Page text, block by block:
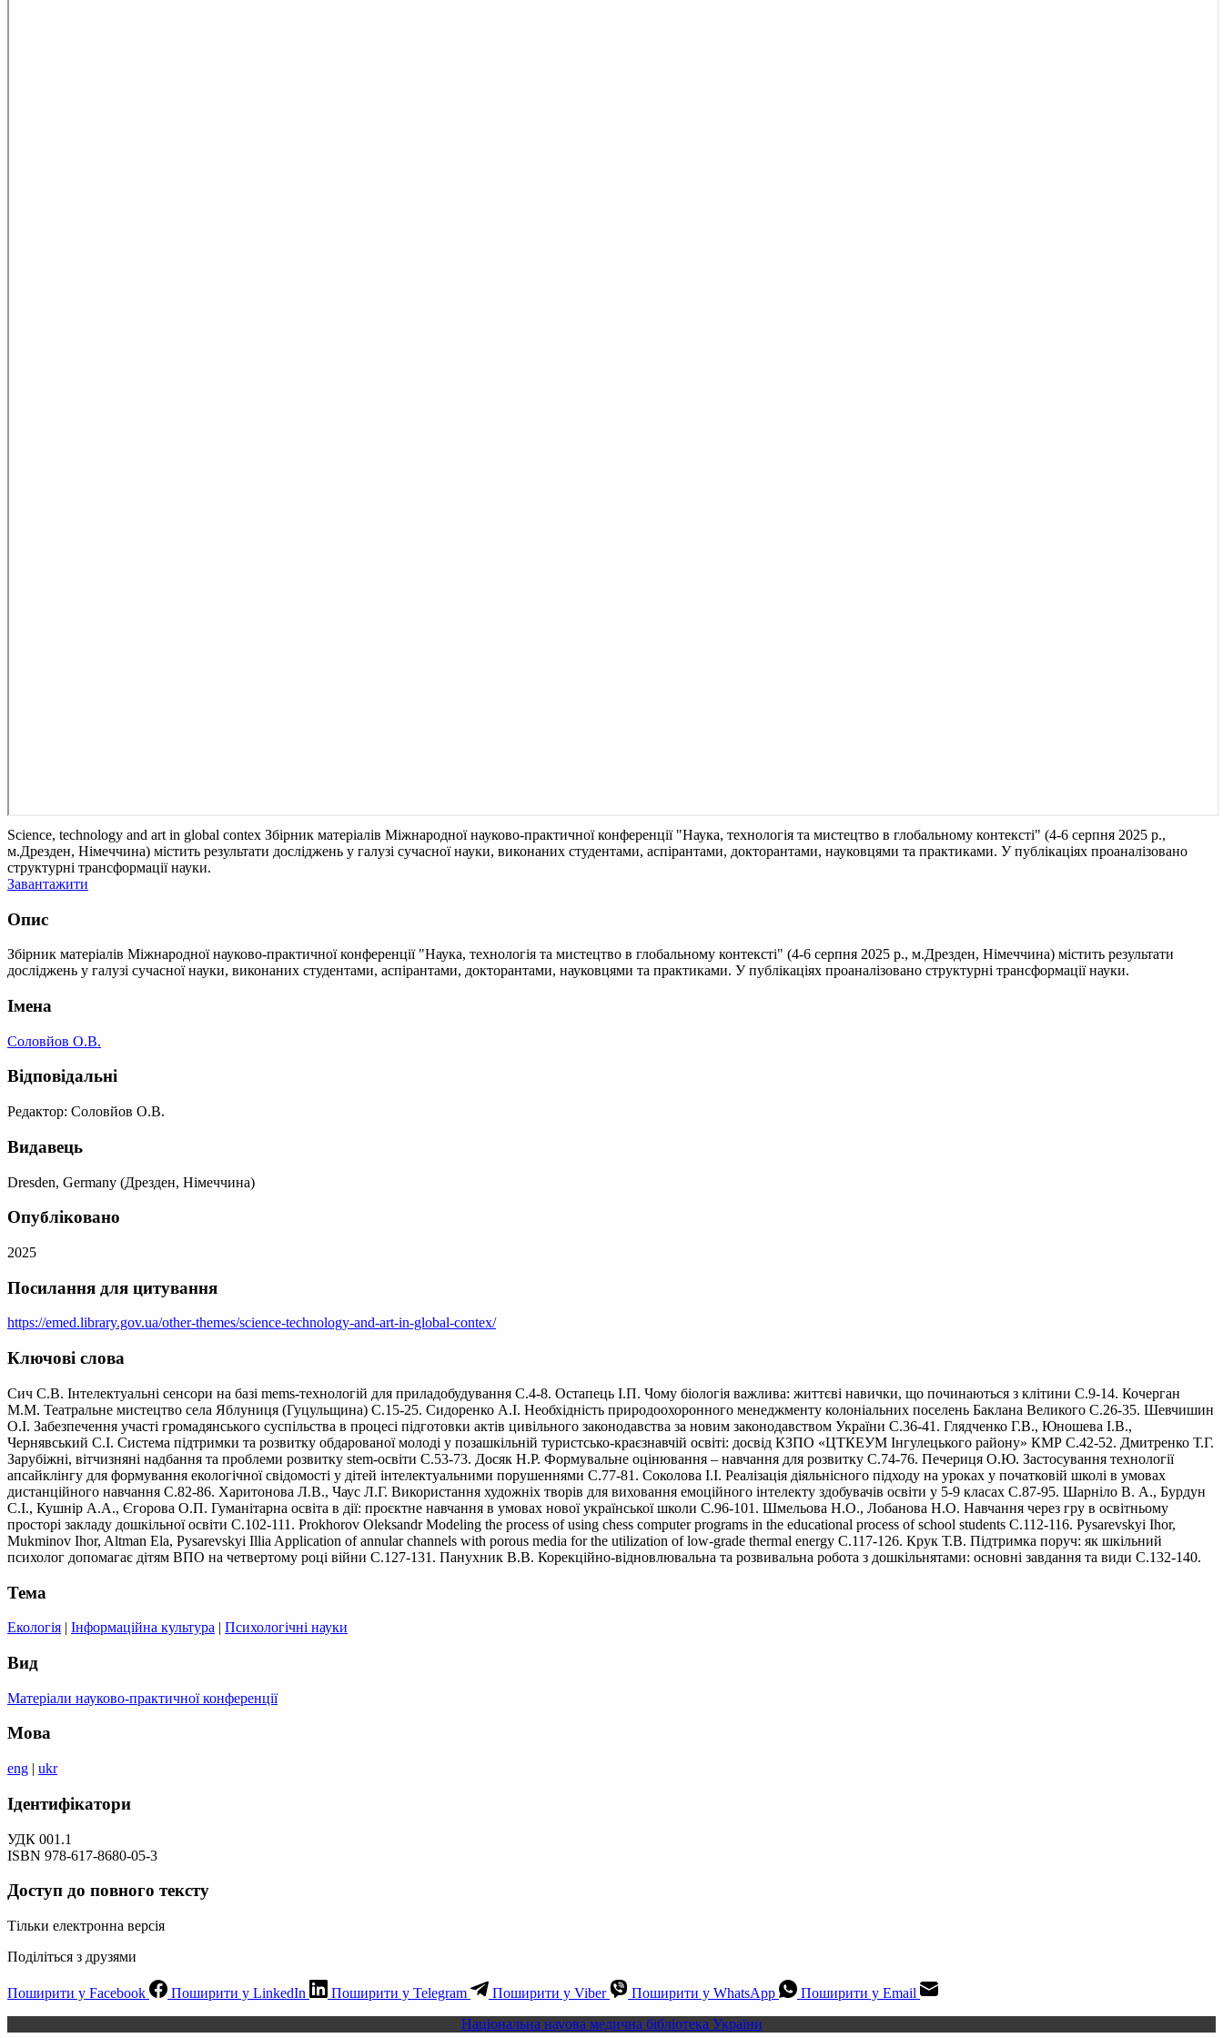
Science, technology and art in global contex Збірник матеріалів Міжнародної науково-практичної конференції "Наука, технологія та мистецтво в глобальному контексті" (4-6 серпня 2025 р.,
м.Дрезден, Німеччина) містить результати досліджень у галузі сучасної науки, виконаних студентами, аспірантами, докторантами, науковцями та практиками. У публікаціях проаналізовано
структурні трансформації науки.
Завантажити
Опис
Збірник матеріалів Міжнародної науково-практичної конференції "Наука, технологія та мистецтво в глобальному контексті" (4-6 серпня 2025 р., м.Дрезден, Німеччина) містить результати
досліджень у галузі сучасної науки, виконаних студентами, аспірантами, докторантами, науковцями та практиками. У публікаціях проаналізовано структурні трансформації науки.
Імена
Соловйов О.В.
Відповідальні
Редактор: Соловйов О.В.
Видавець
Dresden, Germany (Дрезден, Німеччина)
Опубліковано
2025
Посилання для цитування
https://emed.library.gov.ua/other-themes/science-technology-and-art-in-global-contex/
Ключові слова
Сич С.В. Інтелектуальні сенсори на базі mems-технологій для приладобудування С.4-8. Остапець І.П. Чому біологія важлива: життєві навички, що починаються з клітини С.9-14. Кочерган
М.М. Театральне мистецтво села Яблуниця (Гуцульщина) С.15-25. Сидоренко А.І. Необхідність природоохоронного менеджменту колоніальних поселень Баклана Великого С.26-35. Шевчишин
О.І. Забезпечення участі громадянського суспільства в процесі підготовки актів цивільного законодавства за новим законодавством України С.36-41. Глядченко Г.В., Юношева І.В.,
Чернявський С.І. Система підтримки та розвитку обдарованої молоді у позашкільній туристсько-краєзнавчій освіті: досвід КЗПО «ЦТКЕУМ Інгулецького району» КМР С.42-52. Дмитренко Т.Г.
Зарубіжні, вітчизняні надбання та проблеми розвитку stem-освіти С.53-73. Досяк Н.Р. Формувальне оцінювання – навчання для розвитку С.74-76. Печериця О.Ю. Застосування технології
апсайклінгу для формування екологічної свідомості у дітей інтелектуальними порушеннями С.77-81. Соколова І.І. Реалізація діяльнісного підходу на уроках у початковій школі в умовах
дистанційного навчання С.82-86. Харитонова Л.В., Чаус Л.Г. Використання художніх творів для виховання емоційного інтелекту здобувачів освіти у 5-9 класах С.87-95. Шарніло В. А., Бурдун
С.І., Кушнір А.А., Єгорова О.П. Гуманітарна освіта в дії: проєктне навчання в умовах нової української школи С.96-101. Шмельова Н.О., Лобанова Н.О. Навчання через гру в освітньому
просторі закладу дошкільної освіти С.102-111. Prokhorov Oleksandr Modeling the process of using chess computer programs in the educational process of school students С.112-116. Pysarevskyi Ihor,
Mukminov Ihor, Altman Ela, Pysarevskyi Illia Application of annular channels with porous media for the utilization of low-grade thermal energy С.117-126. Крук Т.В. Підтримка поруч: як шкільний
психолог допомагає дітям ВПО на четвертому році війни С.127-131. Панухник В.В. Корекційно-відновлювальна та розвивальна робота з дошкільнятами: основні завдання та види С.132-140.
Тема
Екологія | Інформаційна культура | Психологічні науки
Вид
Матеріали науково-практичної конференції
Мова
eng | ukr
Ідентифікатори
УДК 001.1
ISBN 978-617-8680-05-3
Доступ до повного тексту
Тільки електронна версія
Поділіться з друзями
Поширити у Facebook Поширити у LinkedIn Поширити у Telegram Поширити у Viber Поширити у WhatsApp
Поширити у Email
Національна науова медична бібліотека України